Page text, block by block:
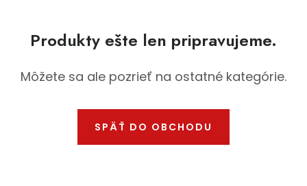
Príslušenstvo pre automobily
Vybavenie a hračky pre deti
Domácnosť
Ochranné pracovné pomôcky
Produkty ešte len pripravujeme.
Môžete sa ale pozrieť na ostatné kategórie.
SPÄŤ DO OBCHODU